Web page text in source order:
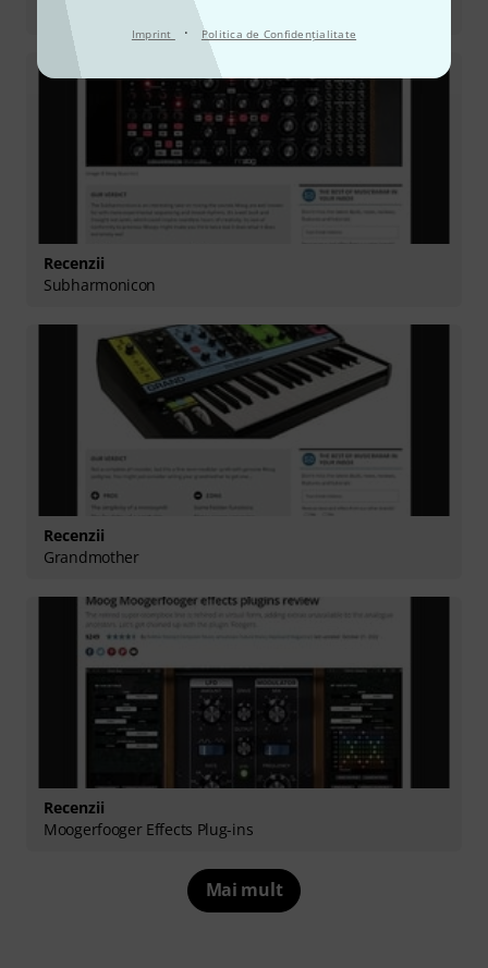
Imprint · Politica de Confidenţialitate
Recenzii
Subharmonicon
Recenzii
Grandmother
Recenzii
Moogerfooger Effects Plug-ins
Mai mult